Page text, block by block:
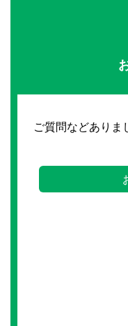
ご質問などありま